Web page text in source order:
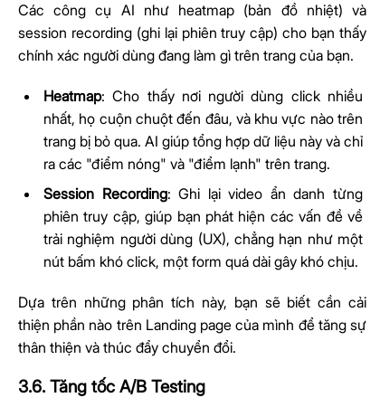
Các công cụ AI như heatmap (bản đồ nhiệt) và
session recording (ghi lại phiên truy cập) cho bạn thấy
chính xác người dùng đang làm gì trên trang của bạn.
Heatmap: Cho thấy nơi người dùng click nhiều
nhất, họ cuộn chuột đến đâu, và khu vực nào trên
trang bị bỏ qua. AI giúp tổng hợp dữ liệu này và chỉ
ra các "điểm nóng" và "điểm lạnh" trên trang.
Session Recording: Ghi lại video ẩn danh từng
phiên truy cập, giúp bạn phát hiện các vấn đề về
trải nghiệm người dùng (UX), chẳng hạn như một
nút bấm khó click, một form quá dài gây khó chịu.
Dựa trên những phân tích này, bạn sẽ biết cần cải
thiện phần nào trên Landing page của mình để tăng sự
thân thiện và thúc đẩy chuyển đổi.
3.6. Tăng tốc A/B Testing